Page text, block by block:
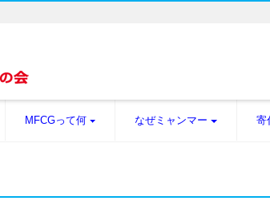
MFCGって何 なぜミャンマー 寄